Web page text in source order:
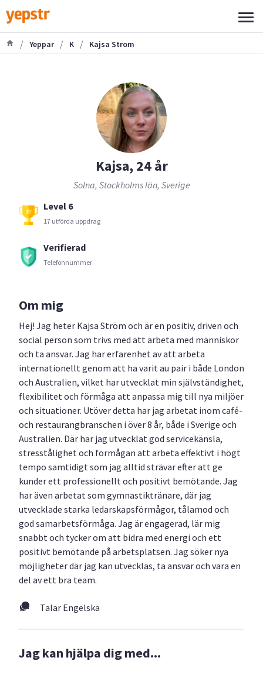
/ Yeppar / K / Kajsa Strom
Kajsa, 24 år
Solna, Stockholms län, Sverige
Level 6
17 utförda uppdrag
Verifierad
Telefonnummer
Om mig
Hej! Jag heter Kajsa Ström och är en positiv, driven och
social person som trivs med att arbeta med människor
och ta ansvar. Jag har erfarenhet av att arbeta
internationellt genom att ha varit au pair i både London
och Australien, vilket har utvecklat min självständighet,
flexibilitet och förmåga att anpassa mig till nya miljöer
och situationer. Utöver detta har jag arbetat inom café-
och restaurangbranschen i över 8 år, både i Sverige och
Australien. Där har jag utvecklat god servicekänsla,
stresstålighet och förmågan att arbeta effektivt i högt
tempo samtidigt som jag alltid strävar efter att ge
kunder ett professionellt och positivt bemötande. Jag
har även arbetat som gymnastiktränare, där jag
utvecklade starka ledarskapsförmågor, tålamod och
god samarbetsförmåga. Jag är engagerad, lär mig
snabbt och tycker om att bidra med energi och ett
positivt bemötande på arbetsplatsen. Jag söker nya
möjligheter där jag kan utvecklas, ta ansvar och vara en
del av ett bra team.
Talar Engelska
Jag kan hjälpa dig med...